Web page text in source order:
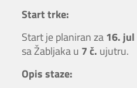
Start trke:
Start je planiran za16. jul
sa Žabljaka u 7 č. ujutru.
Opis staze: